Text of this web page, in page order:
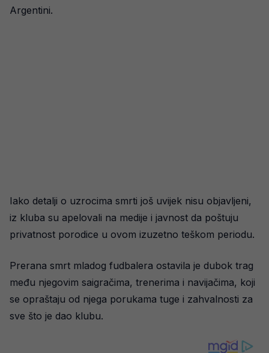
Argentini.
Iako detalji o uzrocima smrti još uvijek nisu objavljeni,
iz kluba su apelovali na medije i javnost da poštuju
privatnost porodice u ovom izuzetno teškom periodu.
Prerana smrt mladog fudbalera ostavila je dubok trag
među njegovim saigračima, trenerima i navijačima, koji
se opraštaju od njega porukama tuge i zahvalnosti za
sve što je dao klubu.